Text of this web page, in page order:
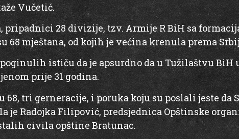
Vučetić.
pripadnici 28 divizije, tzv. Armije R BiH sa
68 mještana, od kojih je većina krenula prema
ističu da je apsurdno da u Tužilaštvu BiH
prije 31 godina.
tri gerneracije, i poruka koju su poslali jeste da
je Radojka Filipović, predsjednica Opštinske
civila opštine Bratunac.